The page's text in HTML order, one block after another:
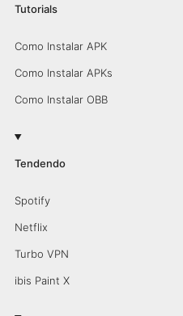
Tutorials
Como Instalar APK
Como Instalar APKs
Como Instalar OBB
Tendendo
Spotify
Netflix
Turbo VPN
ibis Paint X